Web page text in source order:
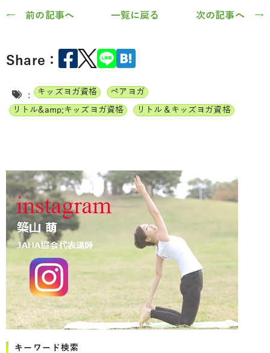
← 前の記事へ 一覧に戻る 次の記事へ →
Share：
: キッズヨガ資格
ペアヨガ
リトル&amp;キッズヨガ資格
リトル＆キッズヨガ資格
キーワード検索